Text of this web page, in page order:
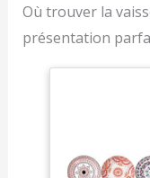
Où trouver la
présentation